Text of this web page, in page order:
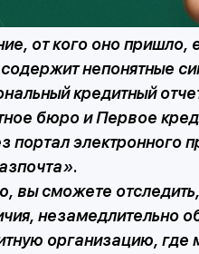
от кого оно пришло,
непонятные
кредитный
бюро и Первое
электронного
вы сможете
незамедлительно
организацию, где